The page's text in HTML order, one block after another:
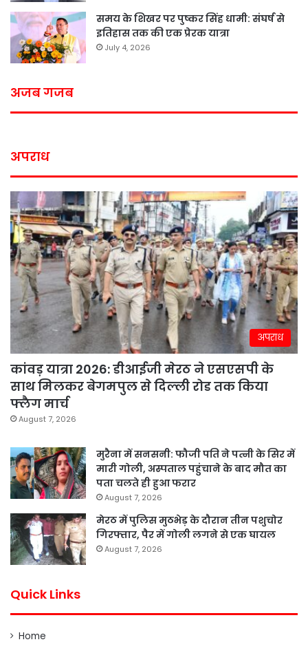
समय के शिखर पर पुष्कर सिंह धामी: संघर्ष से
इतिहास तक की एक प्रेरक यात्रा
July 4, 2026
अजब गजब
अपराध
अपराध
कांवड़ यात्रा 2026: डीआईजी मेरठ ने एसएसपी के
साथ मिलकर बेगमपुल से दिल्ली रोड तक किया
फ्लैग मार्च
August 7, 2026
मुरैना में सनसनी: फौजी पति ने पत्नी के सिर में
मारी गोली, अस्पताल पहुंचाने के बाद मौत का
पता चलते ही हुआ फरार
August 7, 2026
मेरठ में पुलिस मुठभेड़ के दौरान तीन पशुचोर
गिरफ्तार, पैर में गोली लगने से एक घायल
August 7, 2026
Quick Links
Home